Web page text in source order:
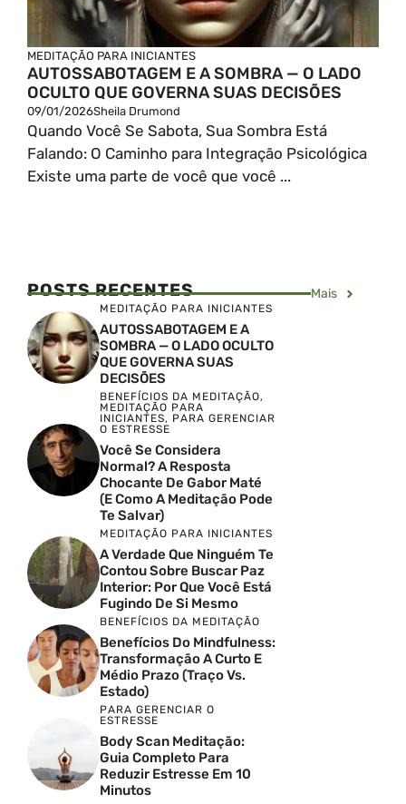
MEDITAÇÃO PARA INICIANTES
AUTOSSABOTAGEM E A SOMBRA — O LADO
OCULTO QUE GOVERNA SUAS DECISÕES
09/01/2026Sheila Drumond
Quando Você Se Sabota, Sua Sombra Está
Falando: O Caminho para Integração Psicológica
Existe uma parte de você que você ...
POSTS RECENTES Mais
MEDITAÇÃO PARA INICIANTES
AUTOSSABOTAGEM E A
SOMBRA — O LADO OCULTO
QUE GOVERNA SUAS
DECISÕES
BENEFÍCIOS DA MEDITAÇÃO,
MEDITAÇÃO PARA
INICIANTES, PARA GERENCIAR
O ESTRESSE
Você Se Considera
Normal? A Resposta
Chocante De Gabor Maté
(e Como A Meditação Pode
Te Salvar)
MEDITAÇÃO PARA INICIANTES
A Verdade Que Ninguém Te
Contou Sobre Buscar Paz
Interior: Por Que Você Está
Fugindo De Si Mesmo
BENEFÍCIOS DA MEDITAÇÃO
Benefícios Do Mindfulness:
Transformação A Curto E
Médio Prazo (Traço Vs.
Estado)
PARA GERENCIAR O
ESTRESSE
Body Scan Meditação:
Guia Completo Para
Reduzir Estresse Em 10
Minutos